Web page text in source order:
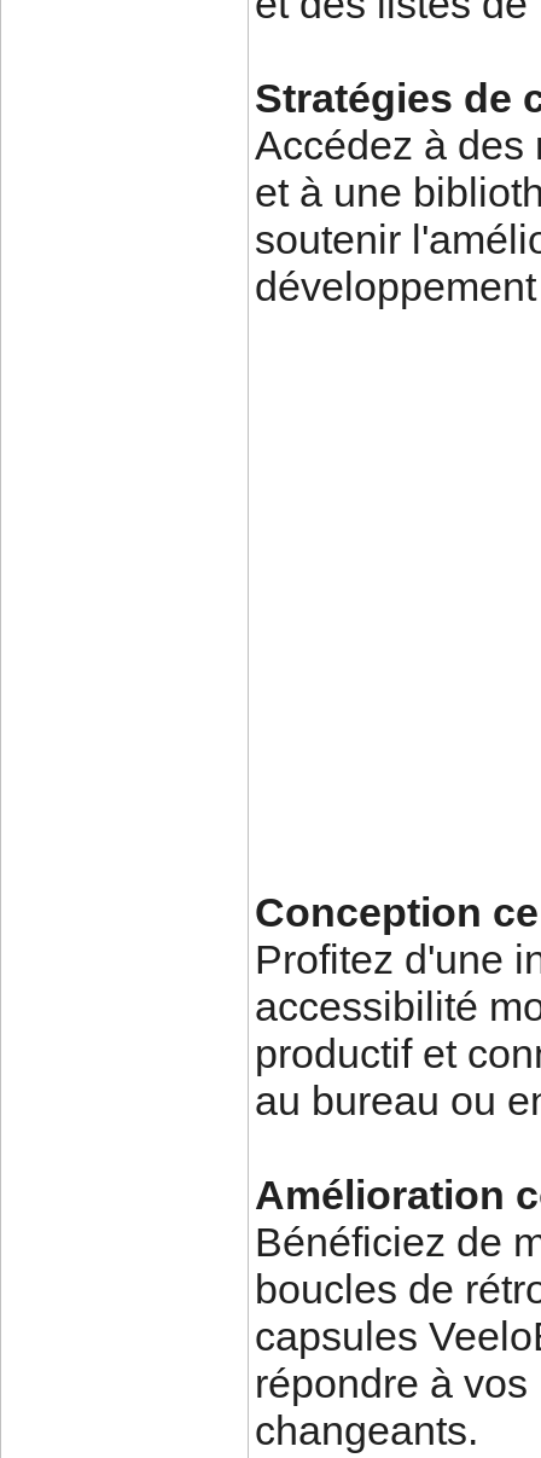
Stratégies de
Accédez à des
et à une
soutenir
Conception
Profitez d'une
accessibilité
productif et
au bureau ou
Amélioration
Bénéficiez de
boucles de
capsules
répondre à
changeants.